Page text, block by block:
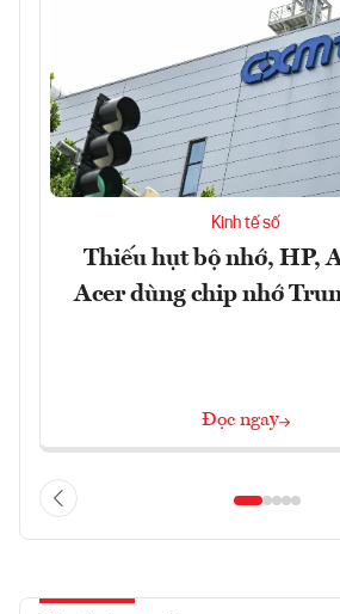
Kinh tế số
Thiếu hụt bộ nhớ, HP,
Acer dùng chip nhớ
Đọc ngay